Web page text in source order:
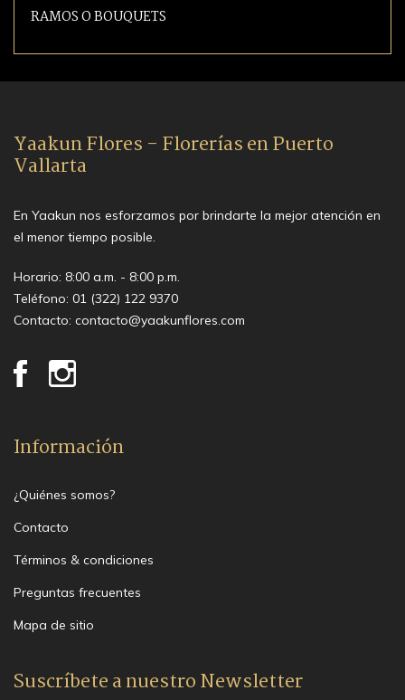
RAMOS O BOUQUETS
Yaakun Flores - Florerías en Puerto
Vallarta
En Yaakun nos esforzamos por brindarte la mejor atención en
el menor tiempo posible.
Horario: 8:00 a.m. - 8:00 p.m.
Teléfono: 01 (322) 122 9370
Contacto: contacto@yaakunflores.com
Información
¿Quiénes somos?
Contacto
Términos & condiciones
Preguntas frecuentes
Mapa de sitio
Suscríbete a nuestro Newsletter